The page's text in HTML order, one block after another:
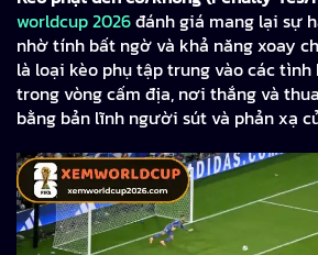
worldcup 2026đánh giá mang lại sự
nhờ tính bất ngờ và khả năng xoay
là loại kèo phụ tập trung vào các tình
trong vòng cấm địa, nơi thắng và
bằng bản lĩnh người sút và phản xạ